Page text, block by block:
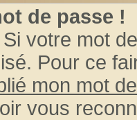
de passe !
votre mot
Pour ce
mon mot
vous